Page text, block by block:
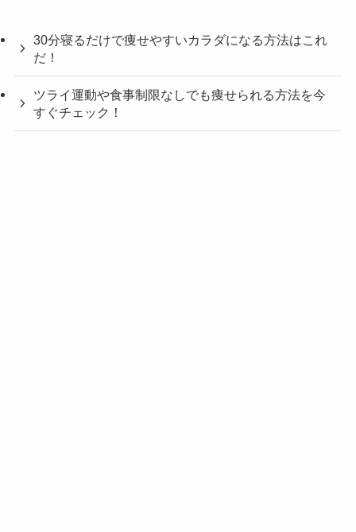
30分寝るだけで痩せやすいカラダになる方法はこれ
だ！
ツライ運動や食事制限なしでも痩せられる方法を今
すぐチェック！